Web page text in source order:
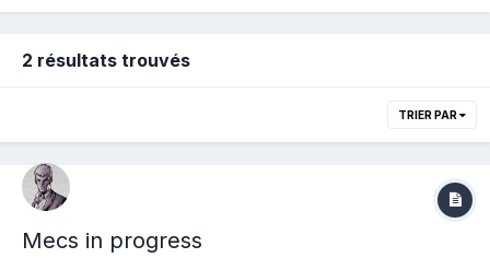
2 résultats trouvés
TRIER PAR
Mecs in progress